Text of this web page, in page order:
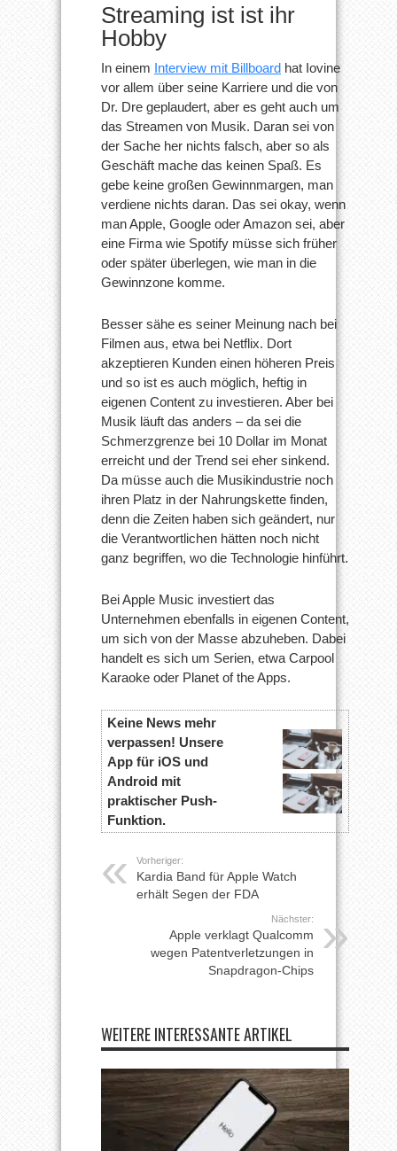
Streaming ist ist ihr
Hobby
In einem Interview mit Billboard hat Iovine
vor allem über seine Karriere und die von
Dr. Dre geplaudert, aber es geht auch um
das Streamen von Musik. Daran sei von
der Sache her nichts falsch, aber so als
Geschäft mache das keinen Spaß. Es
gebe keine großen Gewinnmargen, man
verdiene nichts daran. Das sei okay, wenn
man Apple, Google oder Amazon sei, aber
eine Firma wie Spotify müsse sich früher
oder später überlegen, wie man in die
Gewinnzone komme.
Besser sähe es seiner Meinung nach bei
Filmen aus, etwa bei Netflix. Dort
akzeptieren Kunden einen höheren Preis
und so ist es auch möglich, heftig in
eigenen Content zu investieren. Aber bei
Musik läuft das anders – da sei die
Schmerzgrenze bei 10 Dollar im Monat
erreicht und der Trend sei eher sinkend.
Da müsse auch die Musikindustrie noch
ihren Platz in der Nahrungskette finden,
denn die Zeiten haben sich geändert, nur
die Verantwortlichen hätten noch nicht
ganz begriffen, wo die Technologie hinführt.
Bei Apple Music investiert das
Unternehmen ebenfalls in eigenen Content,
um sich von der Masse abzuheben. Dabei
handelt es sich um Serien, etwa Carpool
Karaoke oder Planet of the Apps.
Keine News mehr
verpassen! Unsere
App für iOS und
Android mit
praktischer Push-
Funktion.
Vorheriger:
Kardia Band für Apple Watch
erhält Segen der FDA
Nächster:
Apple verklagt Qualcomm
wegen Patentverletzungen in
Snapdragon-Chips
WEITERE INTERESSANTE ARTIKEL